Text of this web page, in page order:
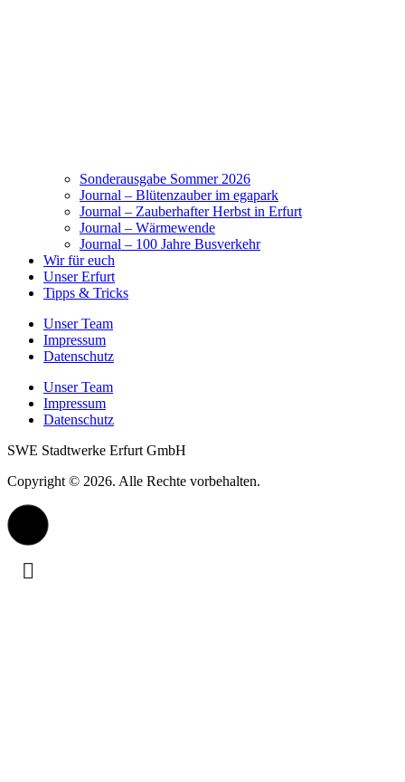
Sonderausgabe Sommer 2026
Journal – Blütenzauber im egapark
Journal – Zauberhafter Herbst in Erfurt
Journal – Wärmewende
Journal – 100 Jahre Busverkehr
Wir für euch
Unser Erfurt
Tipps & Tricks
Unser Team
Impressum
Datenschutz
Unser Team
Impressum
Datenschutz
SWE Stadtwerke Erfurt GmbH
Copyright © 2026. Alle Rechte vorbehalten.